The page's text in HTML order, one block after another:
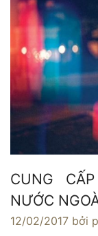
CUNG
NƯỚC
12/02/2017 bởi